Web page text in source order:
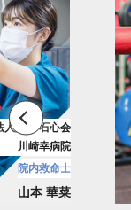
筒淵 里菜
ツトレーナー
コンドー協会